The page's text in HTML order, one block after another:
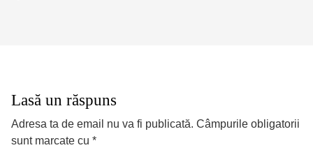
Lasă un răspuns
Adresa ta de email nu va fi publicată. Câmpurile obligatorii
sunt marcate cu *